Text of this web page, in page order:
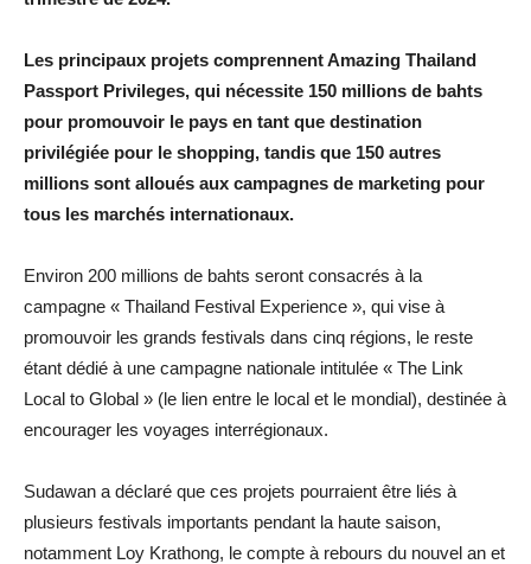
Les principaux projets comprennent Amazing Thailand
Passport Privileges, qui nécessite 150 millions de bahts
pour promouvoir le pays en tant que destination
privilégiée pour le shopping, tandis que 150 autres
millions sont alloués aux campagnes de marketing pour
tous les marchés internationaux.
Environ 200 millions de bahts seront consacrés à la
campagne « Thailand Festival Experience », qui vise à
promouvoir les grands festivals dans cinq régions, le reste
étant dédié à une campagne nationale intitulée « The Link
Local to Global » (le lien entre le local et le mondial), destinée à
encourager les voyages interrégionaux.
Sudawan a déclaré que ces projets pourraient être liés à
plusieurs festivals importants pendant la haute saison,
notamment Loy Krathong, le compte à rebours du nouvel an et